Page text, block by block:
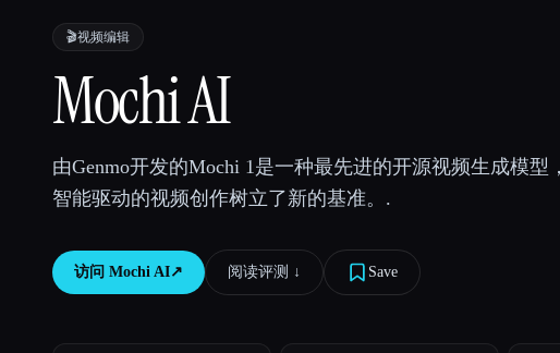
🎬视频编辑
Mochi AI
由Genmo开发的Mochi 1是一种最先进的开源视频生成模型
智能驱动的视频创作树立了新的基准。.
访问 Mochi AI↗︎ 阅读评测 ↓︎ Save